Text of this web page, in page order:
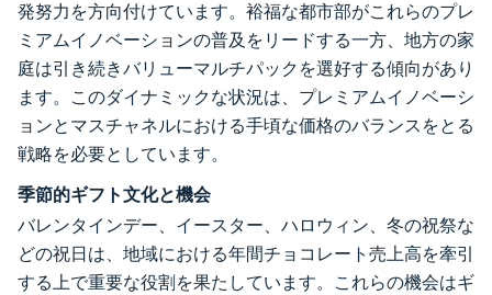
発努力を方向付けています。裕福な都市部がこれらのプレ
ミアムイノベーションの普及をリードする一方、地方の家
庭は引き続きバリューマルチパックを選好する傾向があり
ます。このダイナミックな状況は、プレミアムイノベーシ
ョンとマスチャネルにおける手頃な価格のバランスをとる
戦略を必要としています。
季節的ギフト文化と機会
バレンタインデー、イースター、ハロウィン、冬の祝祭な
どの祝日は、地域における年間チョコレート売上高を牽引
する上で重要な役割を果たしています。これらの機会はギ